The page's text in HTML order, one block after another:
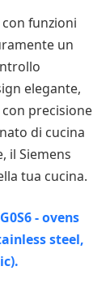
funzioni
un
elegante,
precisione
di cucina
il Siemens
tua cucina.